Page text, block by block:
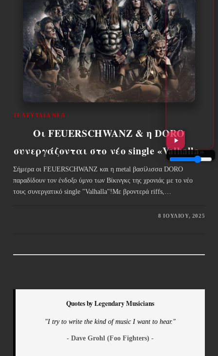
ΤΕΛΕΥΤΑΊΑ ΝΈΑ
Οι FEUERSCHWANZ & η DORO
συνεργάζονται στο νέο single «Valhalla»
Σήμερα οι FEUERSCHWANZ και η metal βασίλισσα DORO
παραδίδουν τον ένδοξο ύμνο των Βίκινγκς της χρονιάς με το νέο
τους συνεργατικό single "Valhalla"!Με βροντερά riffs,…
8 ΙΟΥΛΊΟΥ, 2025
Quotes by Legendary Musicians
"I try to write the kind of music I want to hear."
- Dave Grohl (Foo Fighters) -